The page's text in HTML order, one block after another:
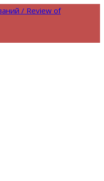
/ Review of